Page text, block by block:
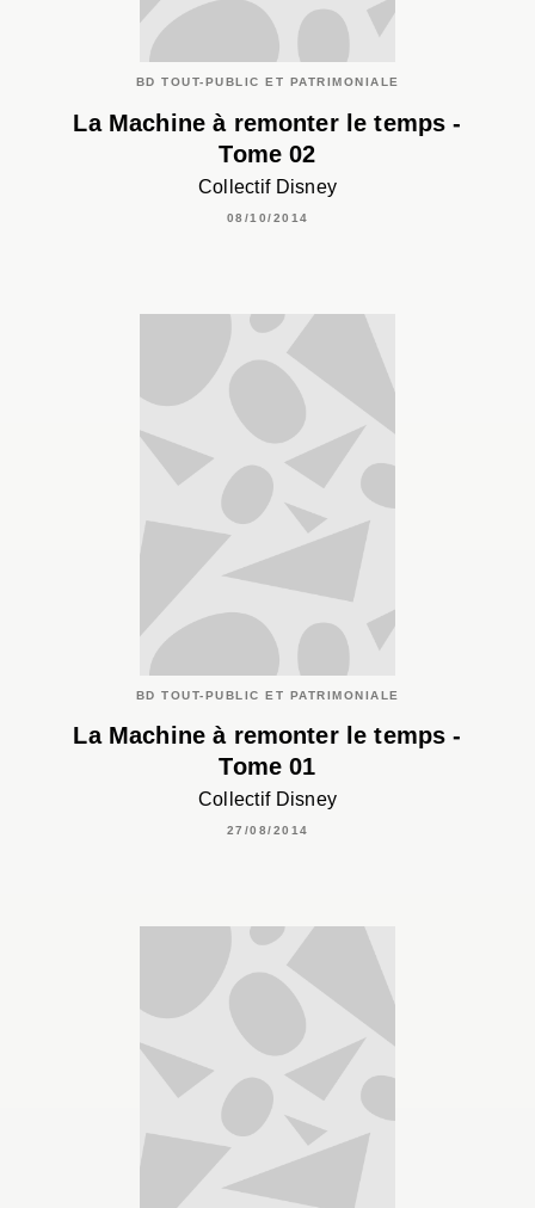
BD TOUT-PUBLIC ET PATRIMONIALE
La Machine à remonter le temps -
Tome 02
Collectif Disney
08/10/2014
BD TOUT-PUBLIC ET PATRIMONIALE
La Machine à remonter le temps -
Tome 01
Collectif Disney
27/08/2014